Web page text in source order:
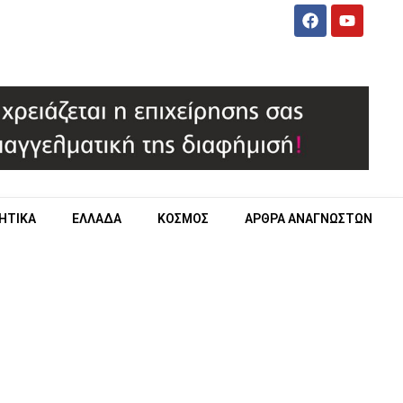
ΕΛΛΑΔΑ ΚΟΣΜΟΣ ΑΡΘΡΑ ΑΝΑΓΝΩΣΤΩΝ